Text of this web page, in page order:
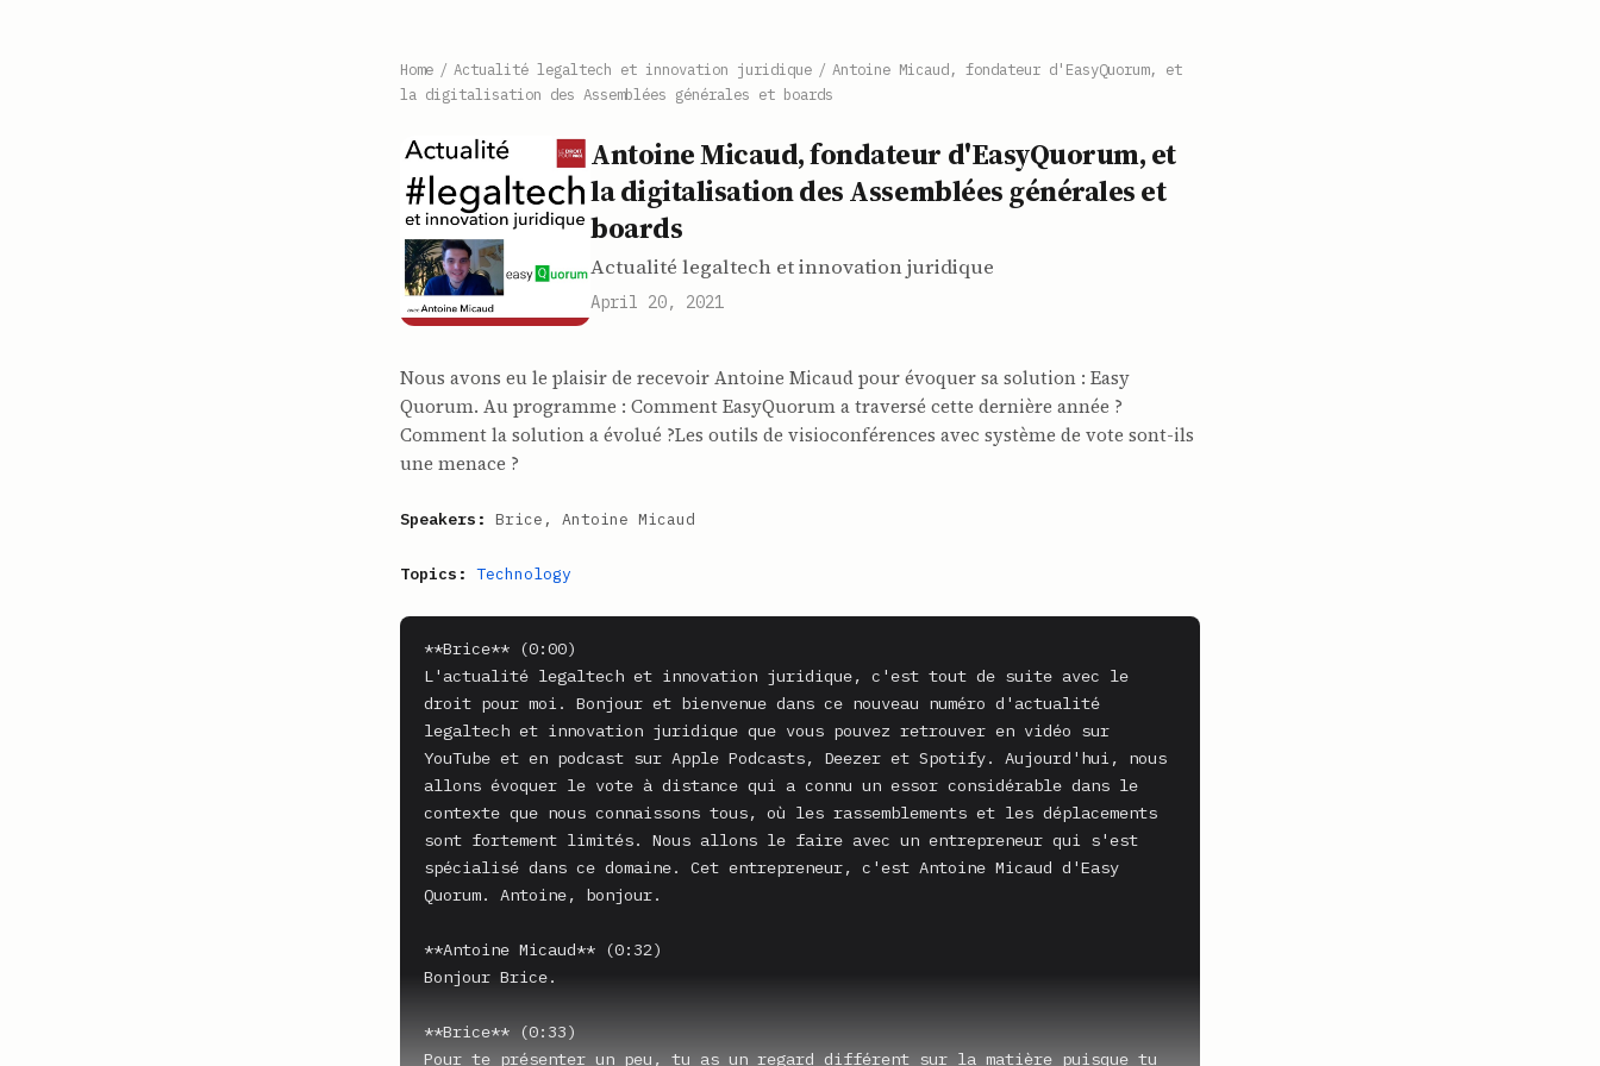
Home / Actualité legaltech et innovation juridique / Antoine Micaud, fondateur d'EasyQuorum, et
la digitalisation des Assemblées générales et boards
Antoine Micaud, fondateur d'EasyQuorum, et
la digitalisation des Assemblées générales et
boards
Actualité legaltech et innovation juridique
April 20, 2021
Nous avons eu le plaisir de recevoir Antoine Micaud pour évoquer sa solution : Easy
Quorum. Au programme : Comment EasyQuorum a traversé cette dernière année ?
Comment la solution a évolué ?Les outils de visioconférences avec système de vote sont-ils
une menace ?
Speakers: Brice, Antoine Micaud
Topics: Technology
**Brice** (0:00)
L'actualité legaltech et innovation juridique, c'est tout de suite avec le
droit pour moi. Bonjour et bienvenue dans ce nouveau numéro d'actualité
legaltech et innovation juridique que vous pouvez retrouver en vidéo sur
YouTube et en podcast sur Apple Podcasts, Deezer et Spotify. Aujourd'hui, nous
allons évoquer le vote à distance qui a connu un essor considérable dans le
contexte que nous connaissons tous, où les rassemblements et les déplacements
sont fortement limités. Nous allons le faire avec un entrepreneur qui s'est
spécialisé dans ce domaine. Cet entrepreneur, c'est Antoine Micaud d'Easy
Quorum. Antoine, bonjour.
**Antoine Micaud** (0:32)
Bonjour Brice.
**Brice** (0:33)
Pour te présenter un peu, tu as un regard différent sur la matière puisque tu